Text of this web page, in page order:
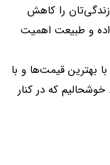
را کاهش
و طبیعت اهمیت
بهترین قیمت‌ها و با
که در کنار